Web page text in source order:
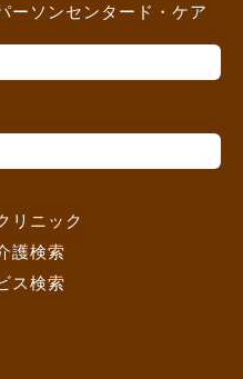
ーソンセンタード・ケア
リニック
護検索
ス検索